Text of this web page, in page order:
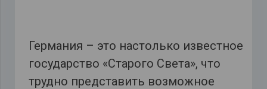
Германия – это настолько известное
государство «Старого Света», что
трудно представить возможное